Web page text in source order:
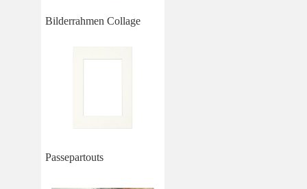
Bilderrahmen Collage
Passepartouts